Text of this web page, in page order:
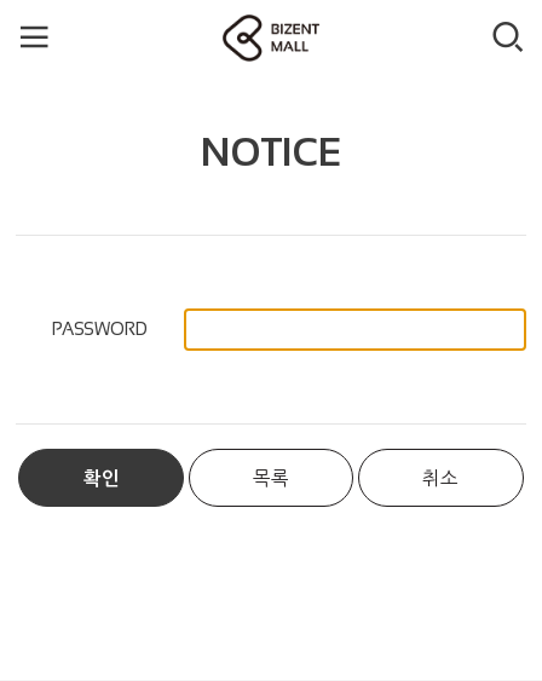
NOTICE
PASSWORD
확인 목록 취소